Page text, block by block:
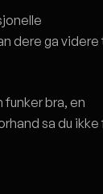
dere ga videre
bra, en
sa du ikke